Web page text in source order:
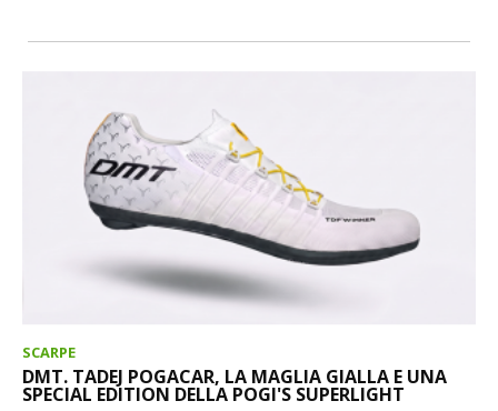
SCARPE
DMT. TADEJ POGACAR, LA MAGLIA GIALLA E UNA
SPECIAL EDITION DELLA POGI'S SUPERLIGHT